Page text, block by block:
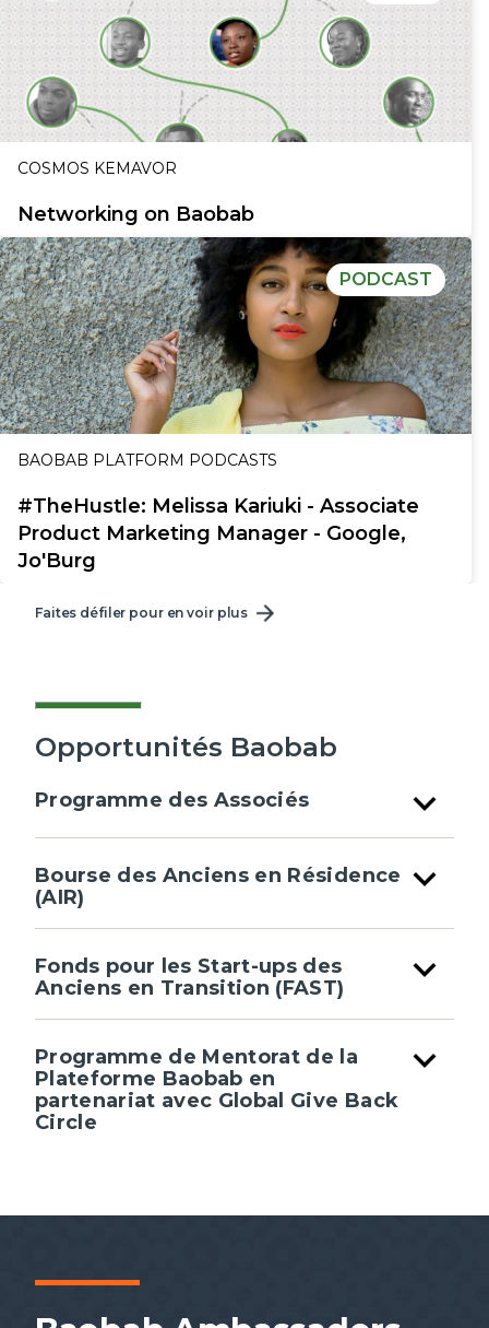
COSMOS KEMAVOR
Networking on Baobab
PODCAST
BAOBAB PLATFORM PODCASTS
#TheHustle: Melissa Kariuki - Associate
Product Marketing Manager - Google,
Jo'Burg
Faites défiler pour en voir plus
Opportunités Baobab
Programme des Associés expand_more
Bourse des Anciens en Résidence
(AIR)
expand_more
Fonds pour les Start-ups des
Anciens en Transition (FAST)
expand_more
Young African Leaders Initiative (YALI)
Programme de Mentorat de la
Plateforme Baobab en
partenariat avec Global Give Back
Circle
expand_more